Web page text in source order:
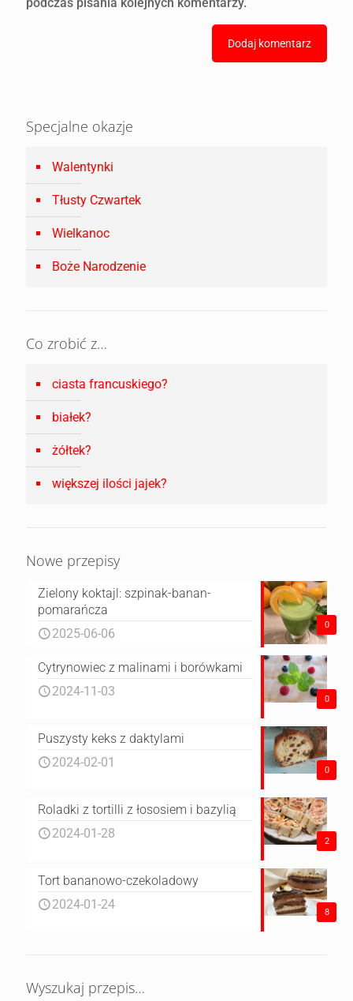
Specjalne okazje
Walentynki
Tłusty Czwartek
Wielkanoc
Boże Narodzenie
Co zrobić z…
ciasta francuskiego?
białek?
żółtek?
większej ilości jajek?
Nowe przepisy
0
Zielony koktajl: szpinak-banan-
pomarańcza
2025-06-06
0
Cytrynowiec z malinami i borówkami
2024-11-03
0
Puszysty keks z daktylami
2024-02-01
2
Roladki z tortilli z łososiem i bazylią
2024-01-28
8
Tort bananowo-czekoladowy
2024-01-24
Wyszukaj przepis…